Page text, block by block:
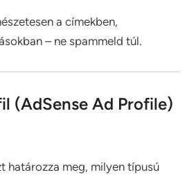
a címekben,
– ne spammeld túl.
(AdSense Ad Profile)
határozza meg, milyen típusú